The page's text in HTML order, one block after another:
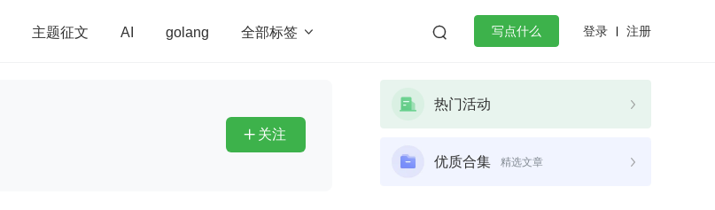
主题征文 AI golang 全部标签   写点什么 登录 注册
redis
 关注
热门活动
优质合集 精选文章